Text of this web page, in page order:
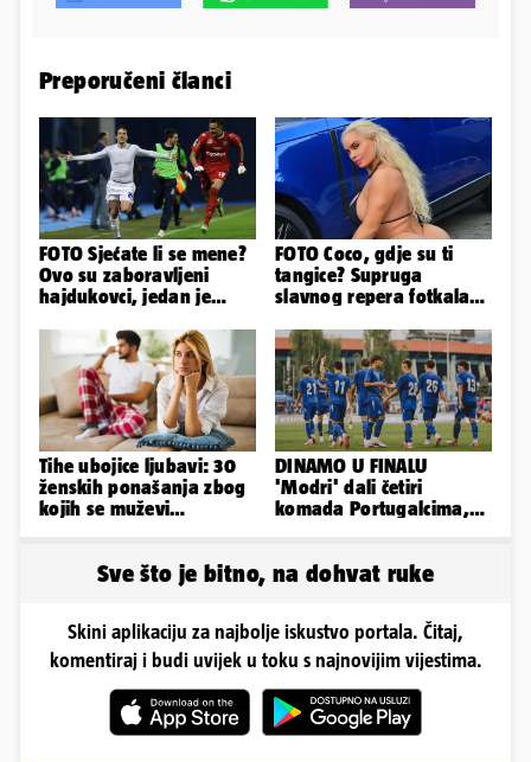
Preporučeni članci
FOTO Sjećate li se mene?
Ovo su zaboravljeni
hajdukovci, jedan je
FOTO Coco, gdje su ti
tangice? Supruga
slavnog repera fotkala
sve
Tihe ubojice ljubavi: 30
ženskih ponašanja zbog
kojih se muževi
DINAMO U FINALU
'Modri' dali četiri
komada Portugalcima,
Sve što je bitno, na dohvat ruke
Skini aplikaciju za najbolje iskustvo portala. Čitaj,
komentiraj i budi uvijek u toku s najnovijim vijestima.